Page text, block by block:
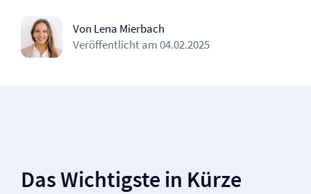
Von Lena Mierbach
Veröffentlicht am04.02.2025
Das Wichtigste in Kürze